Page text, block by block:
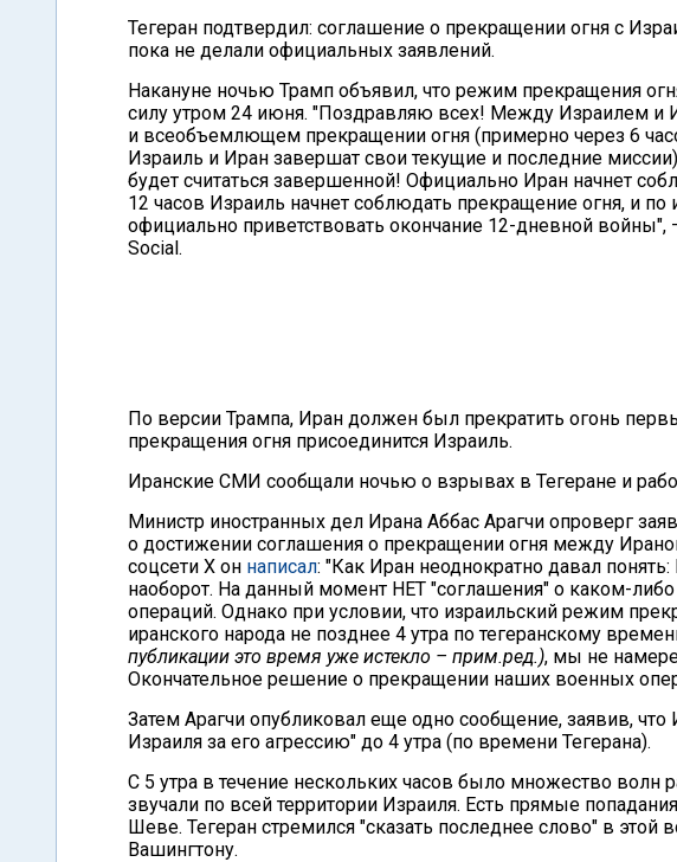
Тегеран подтвердил: соглашение о прекращении огня с
пока не делали официальных заявлений.
Накануне ночью Трамп объявил, что режим прекращения
силу утром 24 июня. "Поздравляю всех! Между Израилем и
и всеобъемлющем прекращении огня (примерно через 6
Израиль и Иран завершат свои текущие и последние
будет считаться завершенной! Официально Иран начнет
12 часов Израиль начнет соблюдать прекращение огня, и по
официально приветствовать окончание 12-дневной войны",
Social.
По версии Трампа, Иран должен был прекратить огонь
прекращения огня присоединится Израиль.
Иранские СМИ сообщали ночью о взрывах в Тегеране и
Министр иностранных дел Ирана Аббас Арагчи опроверг
о достижении соглашения о прекращении огня между
соцсети X он написал: "Как Иран неоднократно давал
наоборот. На данный момент НЕТ "соглашения" о каком-
операций. Однако при условии, что израильский режим
иранского народа не позднее 4 утра по тегеранскому
публикации это время уже истекло – прим.ред.), мы не
Окончательное решение о прекращении наших военных
Затем Арагчи опубликовал еще одно сообщение, заявив,
Израиля за его агрессию" до 4 утра (по времени Тегерана).
С 5 утра в течение нескольких часов было множество волн
звучали по всей территории Израиля. Есть прямые
Шеве. Тегеран стремился "сказать последнее слово" в этой
Вашингтону.